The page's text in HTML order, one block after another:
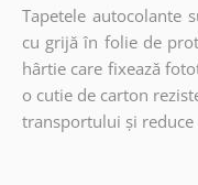
Tapetele autocolante
cu grijă în folie de
hârtie care fixează
o cutie de carton
transportului și